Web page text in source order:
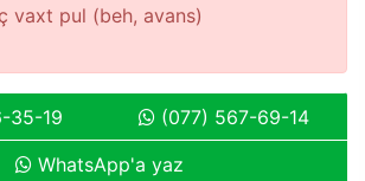
vaxt pul (beh, avans)
35-19
(077) 567-69-14
WhatsApp'a yaz